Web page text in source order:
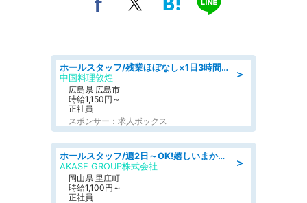
＞
ホールスタッフ/残業ほぼなし×1日3時間〜勤務OK!フォロー体制も充実/広島県/広島市南区
中国料理敦煌
広島県 広島市
時給1,150円～
正社員
スポンサー：求人ボックス
＞
ホールスタッフ/週2日～OK!嬉しいまかない付き/岡山県/浅口郡里庄町
AKASE GROUP株式会社
岡山県 里庄町
時給1,100円～
正社員